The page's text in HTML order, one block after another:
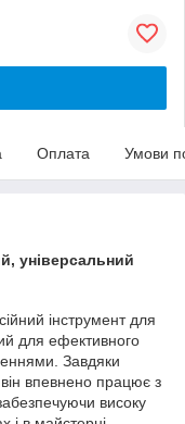
Оплата Умови
універсальний
інструмент для
для ефективного
Завдяки
впевнено працює з
високу